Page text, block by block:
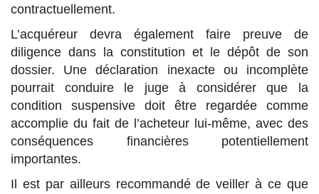
contractuellement.
L’acquéreur devra également faire preuve de
diligence dans la constitution et le dépôt de son
dossier. Une déclaration inexacte ou incomplète
pourrait conduire le juge à considérer que la
condition suspensive doit être regardée comme
accomplie du fait de l’acheteur lui-même, avec des
conséquences financières potentiellement
importantes.
Il est par ailleurs recommandé de veiller à ce que